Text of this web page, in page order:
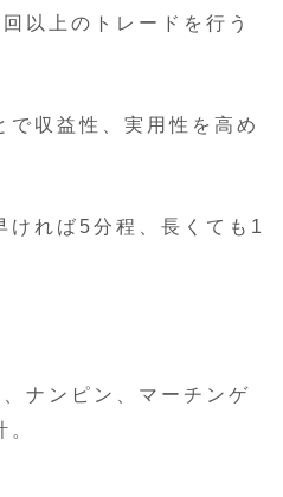
以上のトレードを行う
で収益性、実用性を高め
ければ5分程、長くても1
ナンピン、マーチンゲ